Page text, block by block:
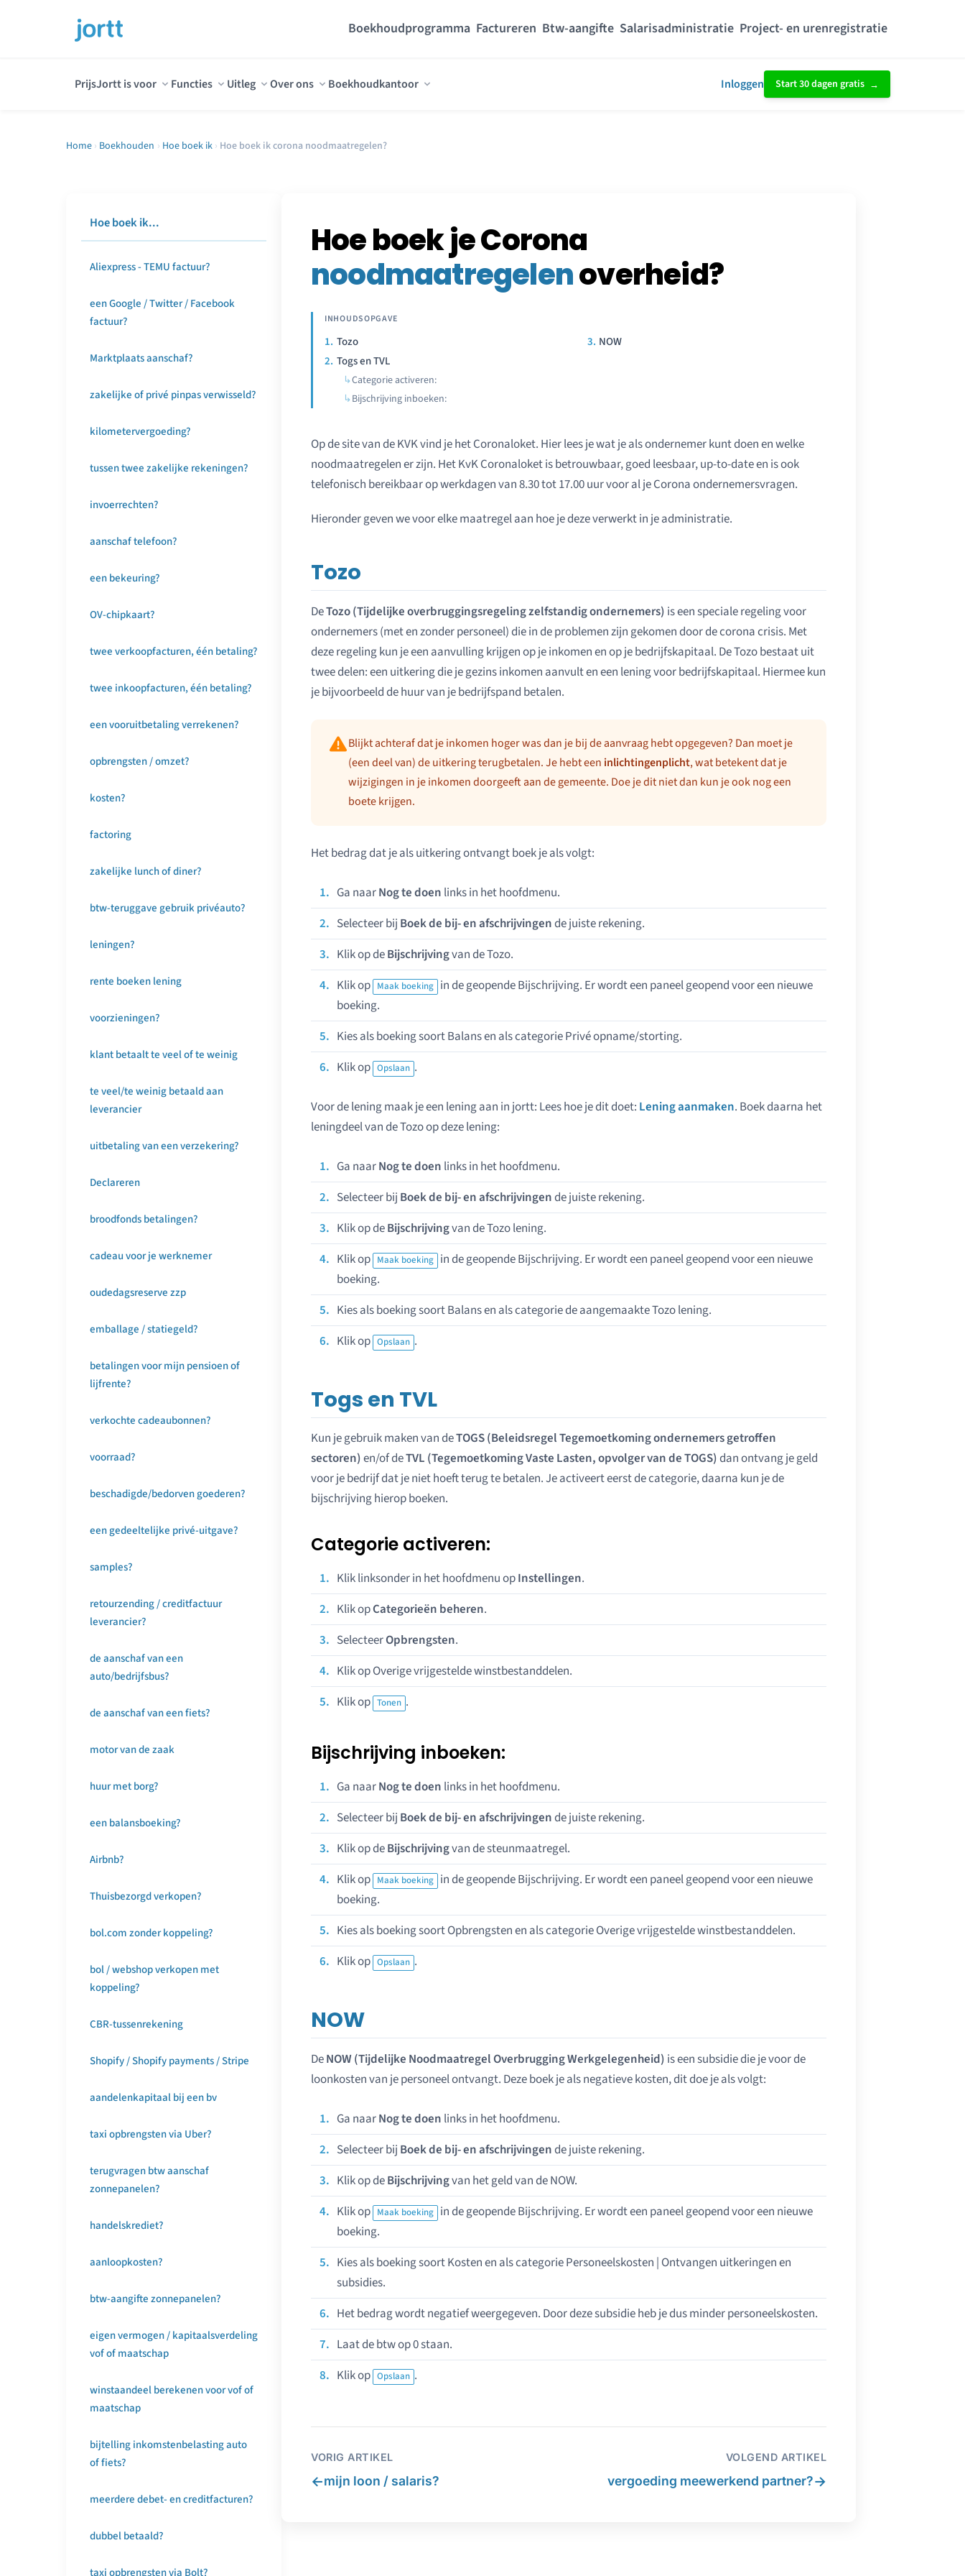
Boekhoudprogramma Factureren Btw-aangifte Salarisadministratie Project- en urenregistratie
PrijsJortt is voor Functies Uitleg Over ons Boekhoudkantoor Inloggen Start 30 dagen gratis
Home › Boekhouden › Hoe boek ik › Hoe boek ik corona noodmaatregelen?
Hoe boek ik...
Aliexpress - TEMU factuur?
een Google / Twitter / Facebook
factuur?
Marktplaats aanschaf?
zakelijke of privé pinpas verwisseld?
kilometervergoeding?
tussen twee zakelijke rekeningen?
invoerrechten?
aanschaf telefoon?
een bekeuring?
OV-chipkaart?
twee verkoopfacturen, één betaling?
twee inkoopfacturen, één betaling?
een vooruitbetaling verrekenen?
opbrengsten / omzet?
kosten?
factoring
zakelijke lunch of diner?
btw-teruggave gebruik privéauto?
leningen?
rente boeken lening
voorzieningen?
klant betaalt te veel of te weinig
te veel/te weinig betaald aan
leverancier
uitbetaling van een verzekering?
Declareren
broodfonds betalingen?
cadeau voor je werknemer
oudedagsreserve zzp
emballage / statiegeld?
betalingen voor mijn pensioen of
lijfrente?
verkochte cadeaubonnen?
voorraad?
beschadigde/bedorven goederen?
een gedeeltelijke privé-uitgave?
samples?
retourzending / creditfactuur
leverancier?
de aanschaf van een
auto/bedrijfsbus?
de aanschaf van een fiets?
motor van de zaak
huur met borg?
een balansboeking?
Airbnb?
Thuisbezorgd verkopen?
bol.com zonder koppeling?
bol / webshop verkopen met
koppeling?
CBR-tussenrekening
Shopify / Shopify payments / Stripe
aandelenkapitaal bij een bv
taxi opbrengsten via Uber?
terugvragen btw aanschaf
zonnepanelen?
handelskrediet?
aanloopkosten?
btw-aangifte zonnepanelen?
eigen vermogen / kapitaalsverdeling
vof of maatschap
winstaandeel berekenen voor vof of
maatschap
bijtelling inkomstenbelasting auto
of fiets?
meerdere debet- en creditfacturen?
dubbel betaald?
taxi opbrengsten via Bolt?
Hoe boek je Corona
noodmaatregelenoverheid?
Tozo
Togs en TVL
Categorie activeren:
Bijschrijving inboeken:
NOW
Op de site van de KVK vind je het Coronaloket. Hier lees je wat je als ondernemer kunt doen en welke
noodmaatregelen er zijn. Het KvK Coronaloket is betrouwbaar, goed leesbaar, up-to-date en is ook
telefonisch bereikbaar op werkdagen van 8.30 tot 17.00 uur voor al je Corona ondernemersvragen.
Hieronder geven we voor elke maatregel aan hoe je deze verwerkt in je administratie.
Tozo
DeTozo (Tijdelijke overbruggingsregeling zelfstandig ondernemers) is een speciale regeling voor
ondernemers (met en zonder personeel) die in de problemen zijn gekomen door de corona crisis. Met
deze regeling kun je een aanvulling krijgen op je inkomen en op je bedrijfskapitaal. De Tozo bestaat uit
twee delen: een uitkering die je gezins inkomen aanvult en een lening voor bedrijfskapitaal. Hiermee kun
je bijvoorbeeld de huur van je bedrijfspand betalen.
Blijkt achteraf dat je inkomen hoger was dan je bij de aanvraag hebt opgegeven? Dan moet je
(een deel van) de uitkering terugbetalen. Je hebt een inlichtingenplicht, wat betekent dat je
wijzigingen in je inkomen doorgeeft aan de gemeente. Doe je dit niet dan kun je ook nog een
boete krijgen.
Het bedrag dat je als uitkering ontvangt boek je als volgt:
Ga naarNog te doen links in het hoofdmenu.
Selecteer bij Boek de bij- en afschrijvingende juiste rekening.
Klik op deBijschrijvingvan de Tozo.
Klik op Maak boeking in de geopende Bijschrijving. Er wordt een paneel geopend voor een nieuwe
boeking.
Kies als boeking soort Balans en als categorie Privé opname/storting.
Klik op Opslaan .
Voor de lening maak je een lening aan in jortt: Lees hoe je dit doet: Lening aanmaken. Boek daarna het
leningdeel van de Tozo op deze lening:
Ga naarNog te doen links in het hoofdmenu.
Selecteer bij Boek de bij- en afschrijvingende juiste rekening.
Klik op deBijschrijvingvan de Tozo lening.
Klik op Maak boeking in de geopende Bijschrijving. Er wordt een paneel geopend voor een nieuwe
boeking.
Kies als boeking soort Balans en als categorie de aangemaakte Tozo lening.
Klik op Opslaan .
Togs en TVL
Kun je gebruik maken van deTOGS (Beleidsregel Tegemoetkoming ondernemers getroffen
sectoren)en/of deTVL (Tegemoetkoming Vaste Lasten, opvolger van de TOGS)dan ontvang je geld
voor je bedrijf dat je niet hoeft terug te betalen. Je activeert eerst de categorie, daarna kun je de
bijschrijving hierop boeken.
Categorie activeren:
Klik linksonder in het hoofdmenu opInstellingen.
Klik opCategorieën beheren.
SelecteerOpbrengsten.
Klik op Overige vrijgestelde winstbestanddelen.
Klik op Tonen .
Bijschrijving inboeken:
Ga naarNog te doen links in het hoofdmenu.
Selecteer bij Boek de bij- en afschrijvingende juiste rekening.
Klik op deBijschrijvingvan de steunmaatregel.
Klik op Maak boeking in de geopende Bijschrijving. Er wordt een paneel geopend voor een nieuwe
boeking.
Kies als boeking soort Opbrengsten en als categorie Overige vrijgestelde winstbestanddelen.
Klik op Opslaan .
NOW
DeNOW (Tijdelijke Noodmaatregel Overbrugging Werkgelegenheid) is een subsidie die je voor de
loonkosten van je personeel ontvangt. Deze boek je als negatieve kosten, dit doe je als volgt:
Ga naarNog te doen links in het hoofdmenu.
Selecteer bij Boek de bij- en afschrijvingende juiste rekening.
Klik op deBijschrijvingvan het geld van de NOW.
Klik op Maak boeking in de geopende Bijschrijving. Er wordt een paneel geopend voor een nieuwe
boeking.
Kies als boeking soort Kosten en als categorie Personeelskosten | Ontvangen uitkeringen en
subsidies.
Het bedrag wordt negatief weergegeven. Door deze subsidie heb je dus minder personeelskosten.
Laat de btw op 0 staan.
Klik op Opslaan .
VORIG ARTIKEL
←mijn loon / salaris?
VOLGEND ARTIKEL
vergoeding meewerkend partner?→